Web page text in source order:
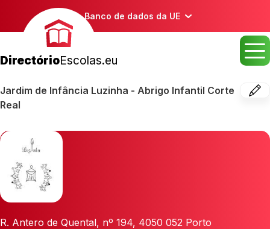
Banco de dados da UE
DirectórioEscolas.eu
Jardim de Infância Luzinha - Abrigo Infantil Corte
Real
R. Antero de Quental, nº 194, 4050 052 Porto